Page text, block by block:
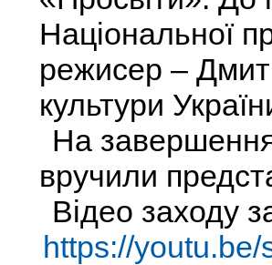
Національної
режисер –
культури
На
вручили
Відео заходу
https://